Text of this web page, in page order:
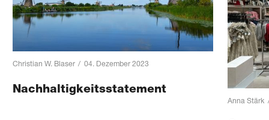
Christian W. Blaser / 04. Dezember 2023
Nachhaltigkeits­statement
Anna Stärk